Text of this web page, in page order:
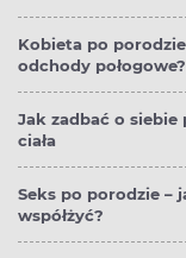
Kobieta po
odchody połogowe?
Jak zadbać o siebie
ciała
Seks po porodzie –
współżyć?